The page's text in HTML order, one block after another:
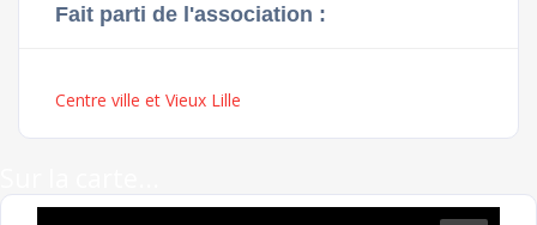
Fait parti de l'association :
Centre ville et Vieux Lille